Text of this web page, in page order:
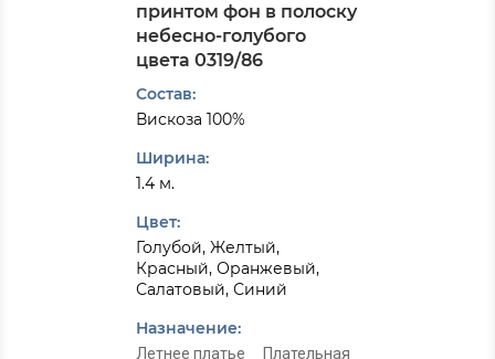
принтом фон в полоску
небесно-голубого
цвета 0319/86
Состав:
Вискоза 100%
Ширина:
1.4 м.
Цвет:
Голубой, Желтый,
Красный, Оранжевый,
Салатовый, Синий
Назначение:
Летнее платье
Плательная